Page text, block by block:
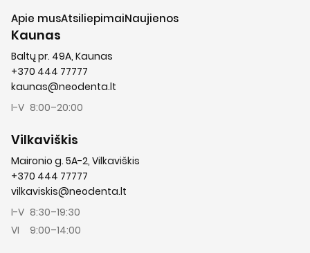
Apie musAtsiliepimaiNaujienos
Kaunas
Baltų pr. 49A, Kaunas
+370 444 77777
kaunas@neodenta.lt
I-V 8:00–20:00
Vilkaviškis
Maironio g. 5A-2, Vilkaviškis
+370 444 77777
vilkaviskis@neodenta.lt
I-V 8:30–19:30
VI
9:00–14:00